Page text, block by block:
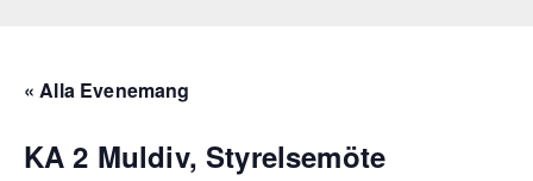
« Alla Evenemang
KA 2 Muldiv, Styrelsemöte